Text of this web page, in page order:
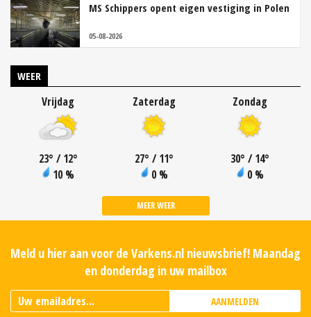
MS Schippers opent eigen vestiging in Polen
05-08-2026
WEER
Vrijdag
23° / 12°
10 %
Zaterdag
27° / 11°
0 %
Zondag
30° / 14°
0 %
MEER WEER
Meld u hier aan voor de Varkens.nl nieuwsbrief! Maandag
en donderdag in uw mailbox
AANMELDEN